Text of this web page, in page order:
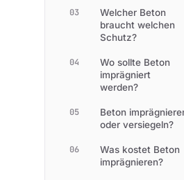
03
Welcher Beton
braucht welchen
Schutz?
04
Wo sollte Beton
imprägniert
werden?
05
Beton
oder versiegeln?
06
Was kostet Beton
imprägnieren?